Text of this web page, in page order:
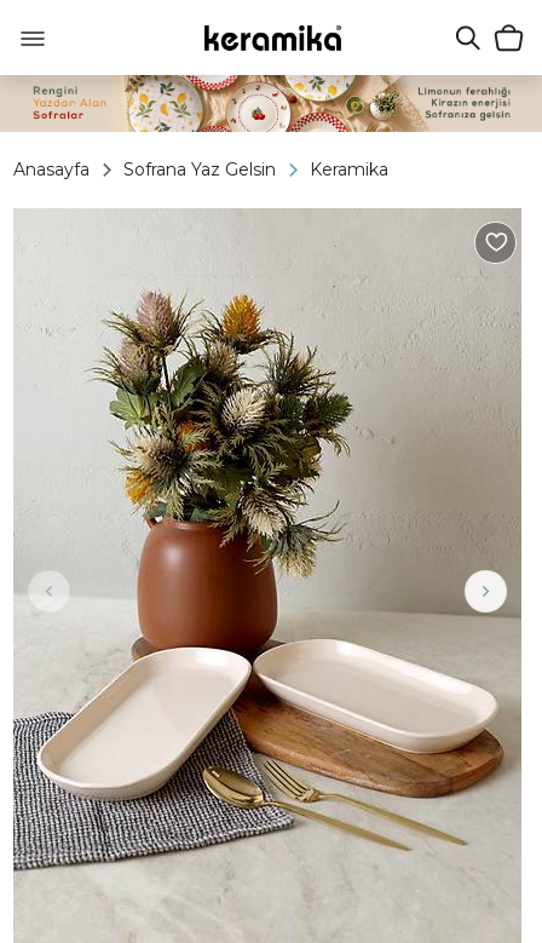
Anasayfa Sofrana Yaz Gelsin Keramika